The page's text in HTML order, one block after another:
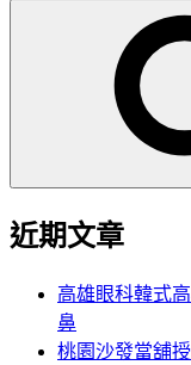
近期文章
高雄眼科韓式
鼻
桃園沙發當舖